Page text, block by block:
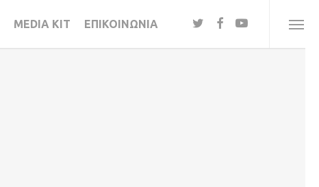
MEDIA KIT ΕΠΙΚΟΙΝΩΝΙΑ twitterfacebook
youtube
Menu